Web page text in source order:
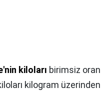
kiloları birimsiz oran
kilogram